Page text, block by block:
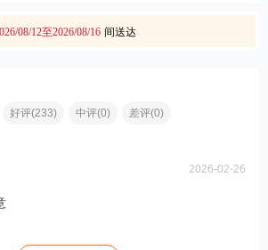
08/12至2026/08/16 间送达
好评(233) 中评(0) 差评(0)
2026-02-26